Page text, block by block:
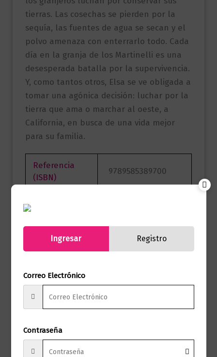
tierras. Las cosechas se pierden por la
sequía, las fuentes de agua se secan y el
polvo amenaza con enterrarlo todo. Cada
día en la granja de los Martinelli es una
desesperada batalla por la supervivencia.
Y, como tantos otros, Elsa se ve obligada a
tomar una agónica decisión: luchar por la
tierra que ama o marchar al oeste, a
California, en busca de una vida mejor
para su familia.
Referencia
(ISBN)
9789585389700
Páginas
Sello SUMA DE LETRAS
Presentación
Ingresar Registro
Correo Electrónico
Contraseña